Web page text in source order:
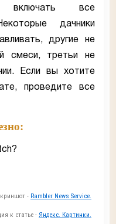
включать все
дачники
другие не
смеси, третьи не
Если вы хотите
проведите все
- Rambler News Service.
к статье - Яндекс. Картинки.